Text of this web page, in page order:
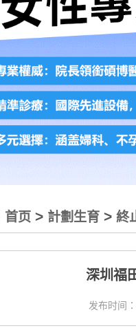
首页 > 計劃生育 > 終
深圳福
发布时间